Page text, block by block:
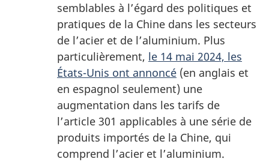
semblables à l’égard des politiques et
pratiques de la Chine dans les secteurs
de l’acier et de l’aluminium. Plus
particulièrement, le 14 mai 2024, les
États-Unis ont annoncé (en anglais et
en espagnol seulement) une
augmentation dans les tarifs de
l’article 301 applicables à une série de
produits importés de la Chine, qui
comprend l’acier et l’aluminium.